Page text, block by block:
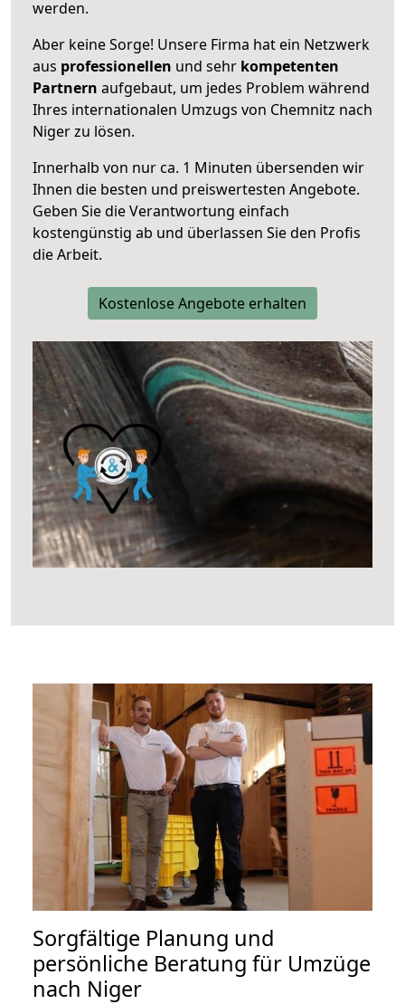
werden.
Aber keine Sorge! Unsere Firma hat ein Netzwerk
aus professionellen und sehr kompetenten
Partnern aufgebaut, um jedes Problem während
Ihres internationalen Umzugs von Chemnitz nach
Niger zu lösen.
Innerhalb von nur ca. 1 Minuten übersenden wir
Ihnen die besten und preiswertesten Angebote.
Geben Sie die Verantwortung einfach
kostengünstig ab und überlassen Sie den Profis
die Arbeit.
Kostenlose Angebote erhalten
Sorgfältige Planung und
persönliche Beratung für Umzüge
nach Niger